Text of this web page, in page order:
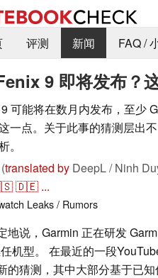
评测 新闻 FAQ /
9 即将发布？
可能将在数月内发布，至少
一点。关于此事的猜测层出
。
translated by DeepL / Ninh
🇩🇪 ...
Leaks / Rumors
地说，Garmin 正在研发
机型。 在最近的一段
的猜测，其中大部分基于已